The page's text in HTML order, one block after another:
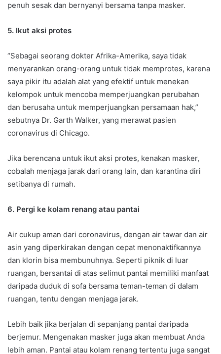
penuh sesak dan bernyanyi bersama tanpa masker.
5. Ikut aksi protes
“Sebagai seorang dokter Afrika-Amerika, saya tidak
menyarankan orang-orang untuk tidak memprotes, karena
saya pikir itu adalah alat yang efektif untuk menekan
kelompok untuk mencoba memperjuangkan perubahan
dan berusaha untuk memperjuangkan persamaan hak,”
sebutnya Dr. Garth Walker, yang merawat pasien
coronavirus di Chicago.
Jika berencana untuk ikut aksi protes, kenakan masker,
cobalah menjaga jarak dari orang lain, dan karantina diri
setibanya di rumah.
6. Pergi ke kolam renang atau pantai
Air cukup aman dari coronavirus, dengan air tawar dan air
asin yang diperkirakan dengan cepat menonaktifkannya
dan klorin bisa membunuhnya. Seperti piknik di luar
ruangan, bersantai di atas selimut pantai memiliki manfaat
daripada duduk di sofa bersama teman-teman di dalam
ruangan, tentu dengan menjaga jarak.
Lebih baik jika berjalan di sepanjang pantai daripada
berjemur. Mengenakan masker juga akan membuat Anda
lebih aman. Pantai atau kolam renang tertentu juga sangat